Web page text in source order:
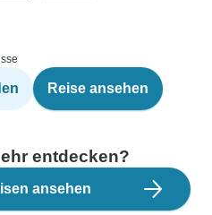
Reise ansehen
entdecken?
ansehen